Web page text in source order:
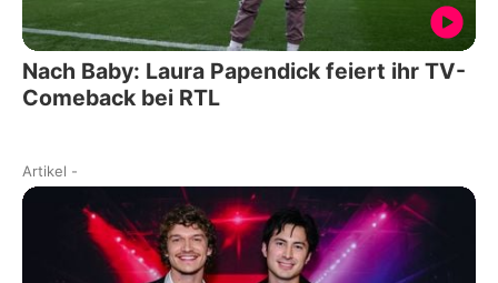
Nach Baby: Laura Papendick feiert ihr TV-
Comeback bei RTL
Artikel -